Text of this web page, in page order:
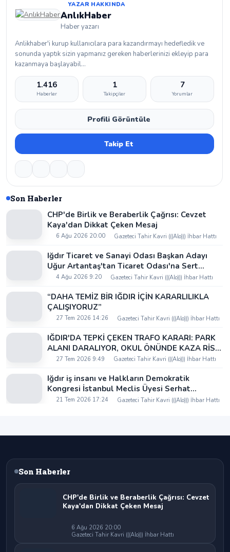
YAZAR HAKKINDA
AnlıkHaber
Haber yazarı
Anlikhaber'i kurup kullanıcılara para kazandırmayı hedefledik ve
sonunda yaptık sizin yapmanız gereken haberlerinizi ekleyip para
kazanmaya başlayabil...
1.416
Haberler
1
Takipçiler
7
Yorumlar
Profili Görüntüle
Takip Et
Son Haberler
CHP'de Birlik ve Beraberlik Çağrısı: Cevzet
Kaya'dan Dikkat Çeken Mesaj
6 Ağu 2026 20:00 Gazeteci Tahir Kavri (((Alo))) İhbar Hattı
Iğdır Ticaret ve Sanayi Odası Başkan Adayı
Uğur Artantaş'tan Ticaret Odası'na Sert
Eleştiri: "Nakliyeci Sahipsiz Bırakılamaz"
4 Ağu 2026 9:20 Gazeteci Tahir Kavri (((Alo))) İhbar Hattı
“DAHA TEMİZ BİR IĞDIR İÇİN KARARLILIKLA
ÇALIŞIYORUZ”
27 Tem 2026 14:26 Gazeteci Tahir Kavri (((Alo))) İhbar Hattı
IĞDIR'DA TEPKİ ÇEKEN TRAFO KARARI: PARK
ALANI DARALIYOR, OKUL ÖNÜNDE KAZA RİSKİ
İDDİASI VE IĞDIR VALİSİ NEREDE?
27 Tem 2026 9:49 Gazeteci Tahir Kavri (((Alo))) İhbar Hattı
Iğdır iş insanı ve Halkların Demokratik
Kongresi İstanbul Meclis Üyesi Serhat
Kaya’dan Iğdır Tanıtım Günleri’nde birlik ve
21 Tem 2026 17:24 Gazeteci Tahir Kavri (((Alo))) İhbar Hattı
Son Haberler
CHP'de Birlik ve Beraberlik Çağrısı: Cevzet
Kaya'dan Dikkat Çeken Mesaj
6 Ağu 2026 20:00
Gazeteci Tahir Kavri (((Alo))) İhbar Hattı